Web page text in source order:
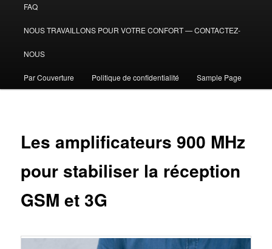
FAQ
NOUS TRAVAILLONS POUR VOTRE CONFORT — CONTACTEZ-
NOUS
Par Couverture Politique de confidentialité Sample Page
Les amplificateurs 900 MHz
pour stabiliser la réception
GSM et 3G